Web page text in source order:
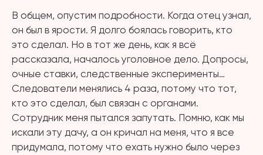
В общем, опустим подробности. Когда отец узнал,
он был в ярости. Я долго боялась говорить, кто
это сделал. Но в тот же день, как я всё
рассказала, началось уголовное дело. Допросы,
очные ставки, следственные эксперименты…
Следователи менялись 4 раза, потому что тот,
кто это сделал, был связан с органами.
Сотрудник меня пытался запутать. Помню, как мы
искали эту дачу, а он кричал на меня, что я все
придумала, потому что ехать нужно было через